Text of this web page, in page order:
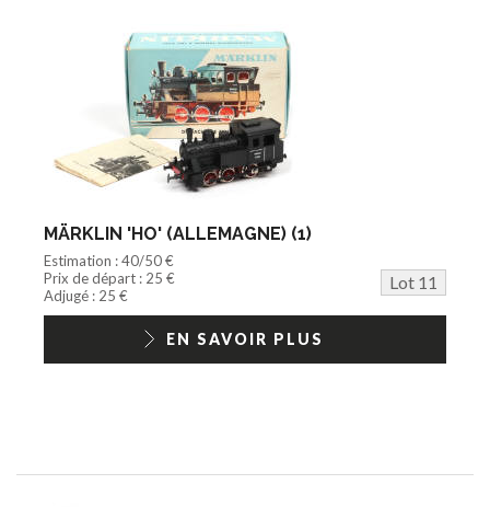
MÄRKLIN 'HO' (ALLEMAGNE) (1)
Estimation : 40/50 €
Prix de départ : 25 €
Lot 11
Adjugé : 25 €
EN SAVOIR PLUS